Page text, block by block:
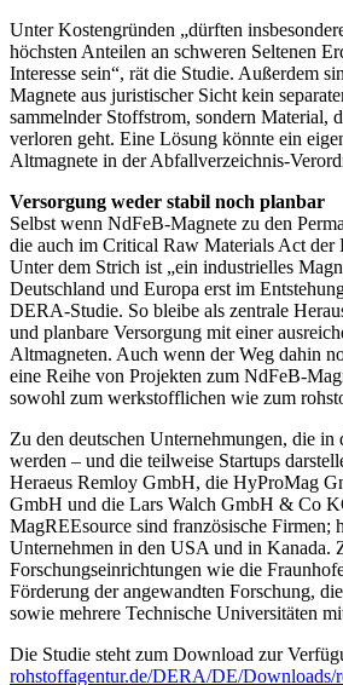
Unter Kostengründen „dürften
höchsten Anteilen an schweren Seltenen
Interesse sein“, rät die Studie. Außerdem
Magnete aus juristischer Sicht kein
sammelnder Stoffstrom, sondern Material,
verloren geht. Eine Lösung könnte ein
Altmagnete in der Abfallverzeichnis-
Versorgung weder stabil noch planbar
Selbst wenn NdFeB-Magnete zu den
die auch im Critical Raw Materials Act der
Unter dem Strich ist „ein industrielles
Deutschland und Europa erst im
DERA-Studie. So bleibe als zentrale
und planbare Versorgung mit einer
Altmagneten. Auch wenn der Weg dahin
eine Reihe von Projekten zum NdFeB-
sowohl zum werkstofflichen wie zum
Zu den deutschen Unternehmungen, die in
werden – und die teilweise Startups
Heraeus Remloy GmbH, die HyProMag
GmbH und die Lars Walch GmbH & Co
MagREEsource sind französische Firmen;
Unternehmen in den USA und in Kanada.
Forschungseinrichtungen wie die
Förderung der angewandten Forschung,
sowie mehrere Technische Universitäten
Die Studie steht zum Download zur
rohstoffagentur.de/DERA/DE/Downloads/